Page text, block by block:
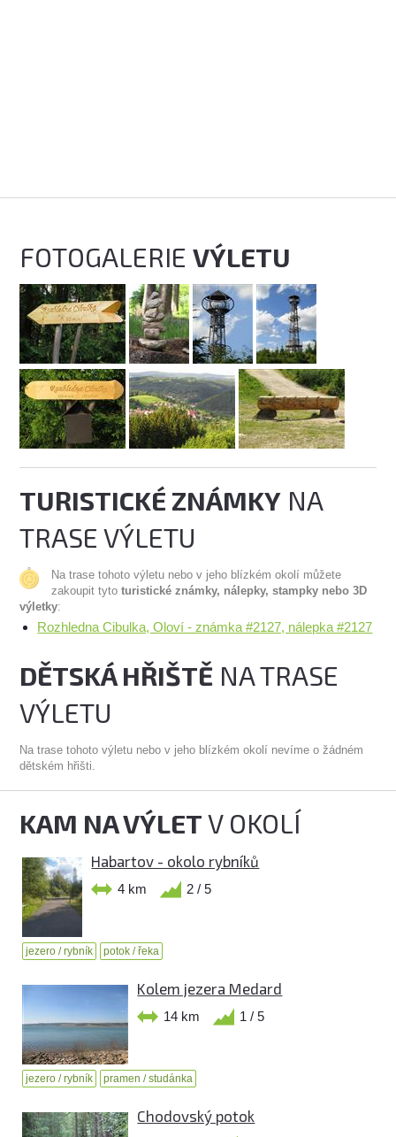
FOTOGALERIEVÝLETU
TURISTICKÉ ZNÁMKY NA
TRASE VÝLETU
Na trase tohoto výletu nebo v jeho blízkém okolí můžete
zakoupit tytoturistické známky, nálepky, stampky nebo 3D
výletky:
Rozhledna Cibulka, Oloví - známka #2127, nálepka #2127
DĚTSKÁ HŘIŠTĚ NA TRASE
VÝLETU
Na trase tohoto výletu nebo v jeho blízkém okolí nevíme o žádném
dětském hřišti.
KAM NA VÝLETV OKOLÍ
Habartov - okolo rybníků
4 km 2 / 5
jezero / rybník potok / řeka
Kolem jezera Medard
14 km 1 / 5
jezero / rybník pramen / studánka
Chodovský potok